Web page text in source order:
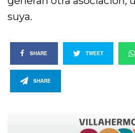
suya.
SHARE TWEET
SHARE